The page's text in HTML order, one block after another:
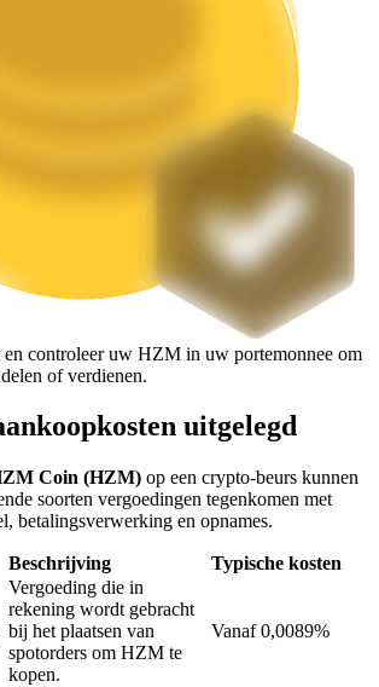
om populaire tokens te verdienen.
voor BTR-houders
en controleer uw HZM in uw portemonnee om
of verdienen.
uitgelegd
Coin (HZM) op een crypto-beurs kunnen
soorten vergoedingen tegenkomen met
betalingsverwerking en opnames.
Beschrijving Typische kosten
Vergoeding die in
rekening wordt gebracht
bij het plaatsen van
spotorders om HZM te
kopen.
Vanaf 0,0089%